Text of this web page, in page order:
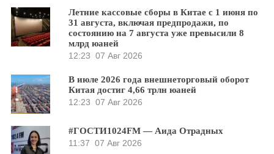
Летние кассовые сборы в Китае с 1 июня по
31 августа, включая предпродажи, по
состоянию на 7 августа уже превысили 8
млрд юаней
12:23 07 Авг 2026
В июле 2026 года внешнеторговый оборот
Китая достиг 4,66 трлн юаней
12:23 07 Авг 2026
#ГОСТИ1024FM — Аида Отрадных
11:37 07 Авг 2026